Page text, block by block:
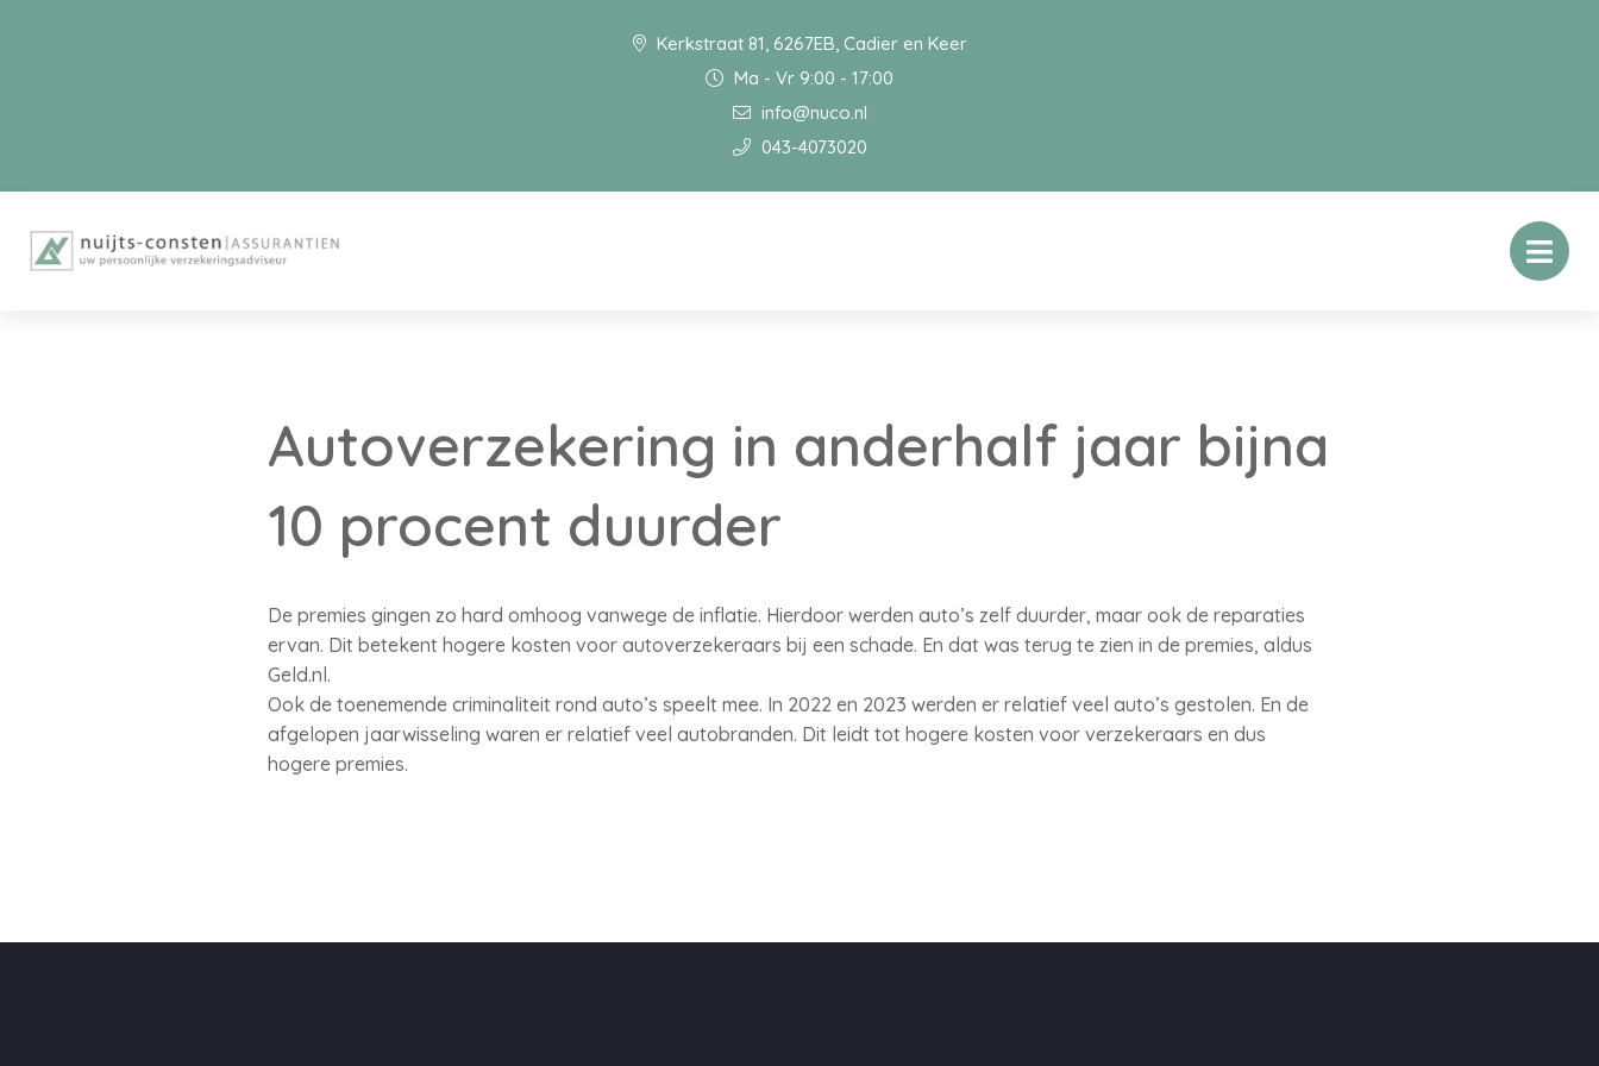
Kerkstraat 81, 6267EB, Cadier en Keer
Ma - Vr 9:00 - 17:00
info@nuco.nl
043-4073020
Autoverzekering in anderhalf jaar bijna
10 procent duurder
De premies gingen zo hard omhoog vanwege de inflatie. Hierdoor werden auto’s zelf duurder, maar ook de reparaties
ervan. Dit betekent hogere kosten voor autoverzekeraars bij een schade. En dat was terug te zien in de premies, aldus
Geld.nl.
Ook de toenemende criminaliteit rond auto’s speelt mee. In 2022 en 2023 werden er relatief veel auto’s gestolen. En de
afgelopen jaarwisseling waren er relatief veel autobranden. Dit leidt tot hogere kosten voor verzekeraars en dus
hogere premies.